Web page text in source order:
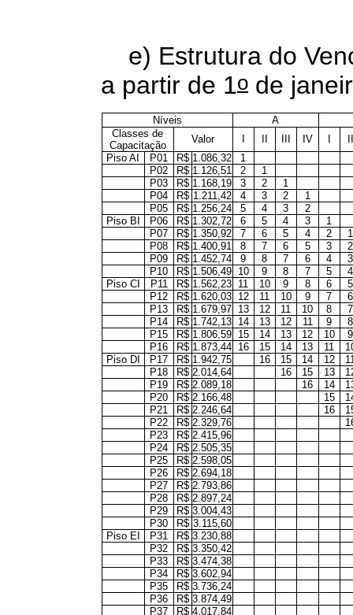
e) Estrutura do
a partir de 1o de
Níveis
A
Classes de
Capacitação
Valor IV
Piso AI
P01 R$ 1.086,32
1
P02
R$ 1.126,51 2
1
P03
R$ 1.168,19 3 2
1
P04
R$ 1.211,42 4 3 2
1
P05
R$ 1.256,24 5 4 3
2
Piso BI
P06 R$ 1.302,72 6 5 4 3
1
P07
R$ 1.350,92 7 6 5 4 2
1
P08
R$ 1.400,91 8 7 6 5 3
2
P09
R$ 1.452,74 9 8 7 6 4
3
P10
R$ 1.506,49 10 9 8 7 5
4
Piso CI
P11 R$ 1.562,23 11 10 9 8 6
5
P12
R$ 1.620,03 12 11 10 9 7
6
P13
R$ 1.679,97 13 12 11 10 8
7
P14
R$ 1.742,13 14 13 12 11 9
8
P15
R$ 1.806,59 15 14 13 12 10
9
P16
R$ 1.873,44 16 15 14 13 11
Piso DI
P17 R$ 1.942,75 16 15 14 12
P18
R$ 2.014,64 16 15 13
P19
R$ 2.089,18 16 14
P20
R$ 2.166,48 15
P21
R$ 2.246,64 16
P22
R$ 2.329,76
P23
R$ 2.415,96
P24
R$ 2.505,35
P25
R$ 2.598,05
P26
R$ 2.694,18
P27
R$ 2.793,86
P28
R$ 2.897,24
P29
R$ 3.004,43
P30
R$ 3.115,60
Piso EI
P31 R$ 3.230,88
P32
R$ 3.350,42
P33
R$ 3.474,38
P34
R$ 3.602,94
P35
R$ 3.736,24
P36
R$ 3.874,49
P37
R$ 4.017,84